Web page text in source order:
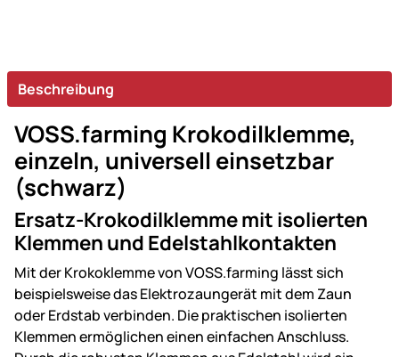
Beschreibung
VOSS.farming Krokodilklemme,
einzeln, universell einsetzbar
(schwarz)
Ersatz-Krokodilklemme mit isolierten
Klemmen und Edelstahlkontakten
Mit der Krokoklemme von VOSS.farming lässt sich
beispielsweise das Elektrozaungerät mit dem Zaun
oder Erdstab verbinden. Die praktischen isolierten
Klemmen ermöglichen einen einfachen Anschluss.